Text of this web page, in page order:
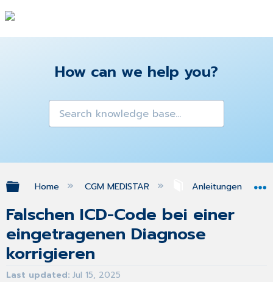
How can we help you?
Expand/collapse global hierarchy
Home CGM MEDISTAR Anleitungen &
Falschen ICD-Code bei einer
eingetragenen Diagnose
korrigieren
Last updated Jul 15, 2025